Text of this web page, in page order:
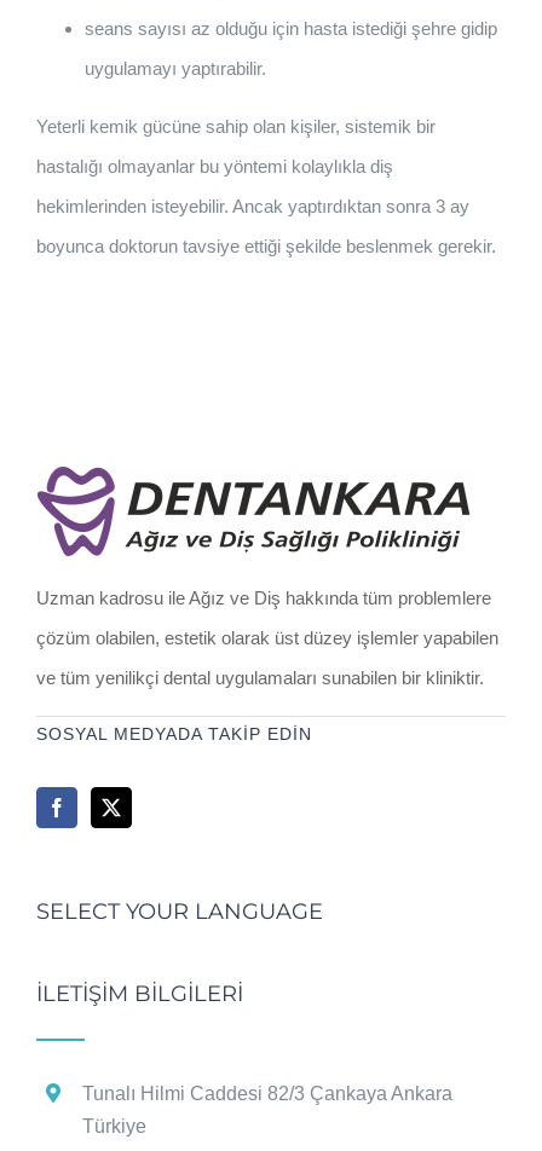
seans sayısı az olduğu için hasta istediği şehre gidip
uygulamayı yaptırabilir.
Yeterli kemik gücüne sahip olan kişiler, sistemik bir
hastalığı olmayanlar bu yöntemi kolaylıkla diş
hekimlerinden isteyebilir. Ancak yaptırdıktan sonra 3 ay
boyunca doktorun tavsiye ettiği şekilde beslenmek gerekir.
Uzman kadrosu ile Ağız ve Diş hakkında tüm problemlere
çözüm olabilen, estetik olarak üst düzey işlemler yapabilen
ve tüm yenilikçi dental uygulamaları sunabilen bir kliniktir.
SOSYAL MEDYADA TAKİP EDİN
SELECT YOUR LANGUAGE
İLETİŞİM BİLGİLERİ
Tunalı Hilmi Caddesi 82/3 Çankaya Ankara
Türkiye